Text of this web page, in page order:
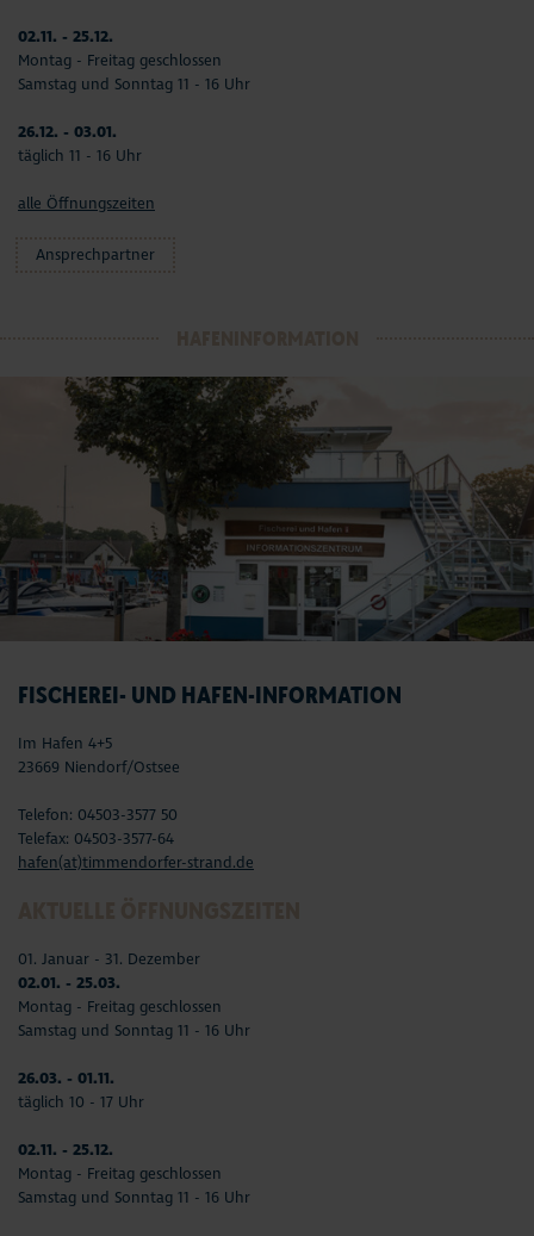
02.11. - 25.12.
Montag - Freitag geschlossen
Samstag und Sonntag 11 - 16 Uhr
26.12. - 03.01.
täglich 11 - 16 Uhr
alle Öffnungszeiten
Ansprechpartner
FISCHEREI- UND HAFEN-INFORMATION
Im Hafen 4+5
23669 Niendorf/Ostsee
Telefon: 04503-3577 50
Telefax: 04503-3577-64
hafen(at)timmendorfer-strand.de
01. Januar - 31. Dezember
02.01. - 25.03.
Montag - Freitag geschlossen
Samstag und Sonntag 11 - 16 Uhr
26.03. - 01.11.
täglich 10 - 17 Uhr
02.11. - 25.12.
Montag - Freitag geschlossen
Samstag und Sonntag 11 - 16 Uhr